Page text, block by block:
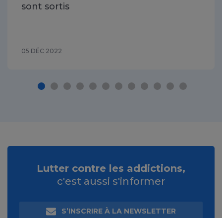
sont sortis
05 DÉC 2022
Lutter contre les addictions,
c'est aussi s'informer
S’INSCRIRE À LA NEWSLETTER